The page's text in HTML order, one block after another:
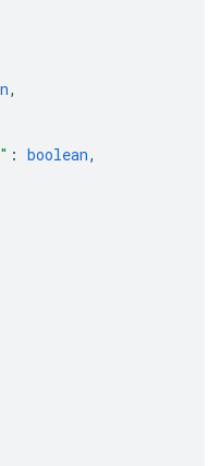
,
: boolean,